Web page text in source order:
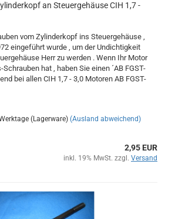
an Steuergehäuse CIH 1,7 -
vom Zylinderkopf ins Steuergehäuse ,
eingeführt wurde , um der Undichtigkeit
Herr zu werden . Wenn Ihr Motor
hat , haben Sie einen ´AB FGST-
bei allen CIH 1,7 - 3,0 Motoren AB FGST-
(Lagerware) (Ausland abweichend)
2,95 EUR
inkl. 19% MwSt. zzgl. Versand